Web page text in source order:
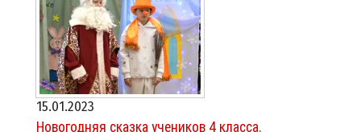
15.01.2023
Новогодняя сказка учеников 4 класса.